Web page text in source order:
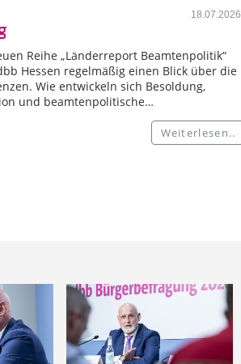
18.07.2026
Reihe „Länderreport Beamtenpolitik“
Hessen regelmäßig einen Blick über die
Wie entwickeln sich Besoldung,
und beamtenpolitische…
Weiterlesen..